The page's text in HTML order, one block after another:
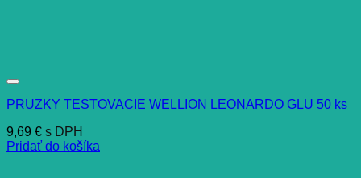
PRUZKY TESTOVACIE WELLION LEONARDO GLU 50 ks
9,69 € s DPH
Pridať do košíka